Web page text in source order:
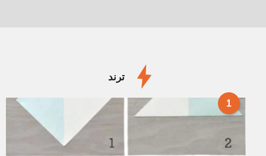
ترند
1